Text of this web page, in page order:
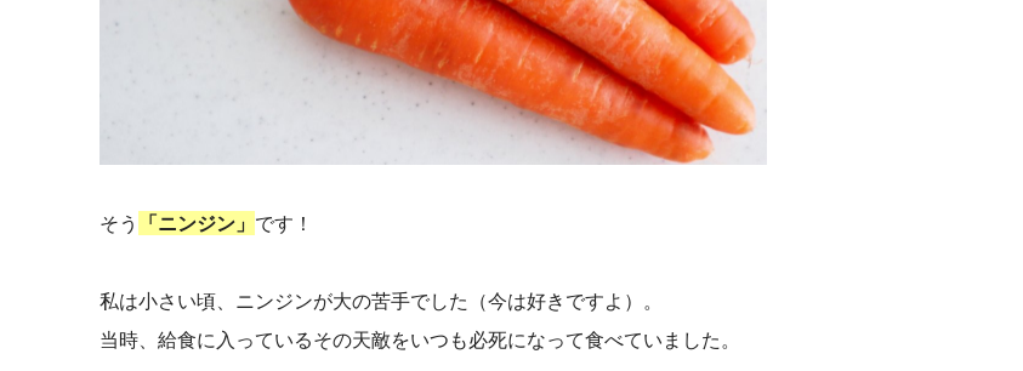
そう 「ニンジン」 です！
私は小さい頃、ニンジンが大の苦手でした（今は好きですよ）。
当時、給食に入っているその天敵をいつも必死になって食べていました。